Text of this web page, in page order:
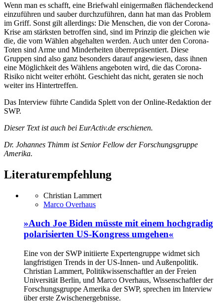
Wenn man es schafft, eine Briefwahl einigermaßen flächendeckend
einzuführen und sauber durchzuführen, dann hat man das Problem
im Griff. Sonst gilt allerdings: Die Menschen, die von der Corona-
Krise am stärksten betroffen sind, sind im Prinzip die gleichen wie
die, die vom Wählen abgehalten werden. Auch unter den Corona-
Toten sind Arme und Minderheiten überrepräsentiert. Diese
Gruppen sind also ganz besonders darauf angewiesen, dass ihnen
eine Möglichkeit des Wählens angeboten wird, die das Corona-
Risiko nicht weiter erhöht. Geschieht das nicht, geraten sie noch
weiter ins Hintertreffen.
Das Interview führte Candida Splett von der Online-Redaktion der
SWP.
Dieser Text ist auch bei EurActiv.de erschienen.
Dr. Johannes Thimm ist Senior Fellow der Forschungsgruppe
Amerika.
Literaturempfehlung
Christian Lammert
Marco Overhaus
»Auch Joe Biden müsste mit einem hochgradig
polarisierten US-Kongress umgehen«
Eine von der SWP initiierte Expertengruppe widmet sich
langfristigen Trends in der US-Innen- und Außenpolitik.
Christian Lammert, Politikwissenschaftler an der Freien
Universität Berlin, und Marco Overhaus, Wissenschaftler der
Forschungsgruppe Amerika der SWP, sprechen im Interview
über erste Zwischenergebnisse.